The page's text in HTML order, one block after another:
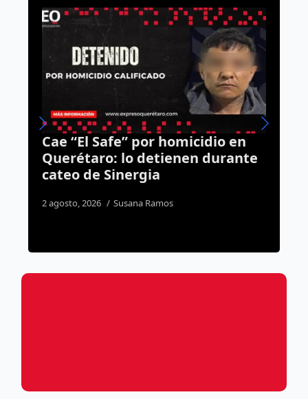
Más de 27 mil baches han sido
reparados en Querétaro
durante la administración